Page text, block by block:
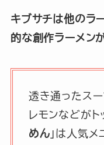
キブサチは他のラ
的な創作ラーメン
透き通ったス
レモンなどがト
めん 」は人気メ